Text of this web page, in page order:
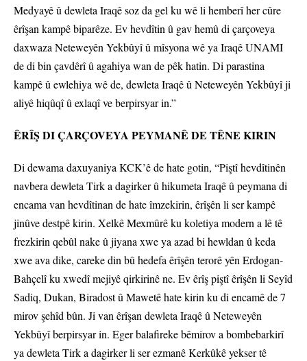
Medyayê û dewleta Iraqê soz da gel ku wê li hemberî her cûre
êrîşan kampê biparêze. Ev hevdîtin û gav hemû di çarçoveya
daxwaza Neteweyên Yekbûyî û mîsyona wê ya Iraqê UNAMI
de di bin çavdêrî û agahiya wan de pêk hatin. Di parastina
kampê û ewlehiya wê de, dewleta Iraqê û Neteweyên Yekbûyî ji
aliyê hiqûqî û exlaqî ve berpirsyar in.”
ÊRÎŞ DI ÇARÇOVEYA PEYMANÊ DE TÊNE KIRIN
Di dewama daxuyaniya KCK’ê de hate gotin, “Piştî hevdîtinên
navbera dewleta Tirk a dagirker û hikumeta Iraqê û peymana di
encama van hevdîtinan de hate îmzekirin, êrîşên li ser kampê
jinûve destpê kirin. Xelkê Mexmûrê ku koletiya modern a lê tê
frezkirin qebûl nake û jiyana xwe ya azad bi hewldan û keda
xwe ava dike, careke din bû hedefa êrîşên terorê yên Erdogan-
Bahçelî ku xwedî mejiyê qirkirinê ne. Ev êrîş piştî êrîşên li Seyîd
Sadiq, Dukan, Biradost û Mawetê hate kirin ku di encamê de 7
mirov şehîd bûn. Ji van êrîşan dewleta Iraqê û Neteweyên
Yekbûyî berpirsyar in. Eger balafireke bêmirov a bombebarkirî
ya dewleta Tirk a dagirker li ser ezmanê Kerkûkê yekser tê